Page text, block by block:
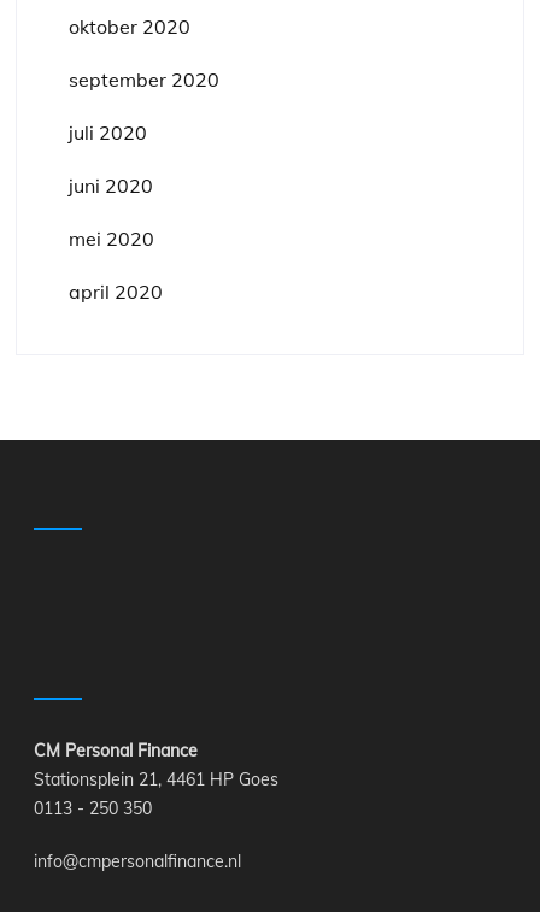
oktober 2020
september 2020
juli 2020
juni 2020
mei 2020
april 2020
CM Personal Finance
Stationsplein 21, 4461 HP Goes
0113 - 250 350
info@cmpersonalfinance.nl